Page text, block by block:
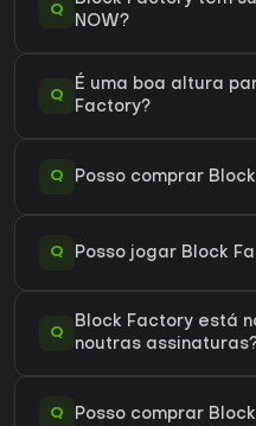
Q
NOW?
Q
É uma boa altura
Factory?
Q Posso comprar
Q Posso jogar Block
Q
Block Factory está
noutras
Q Posso comprar